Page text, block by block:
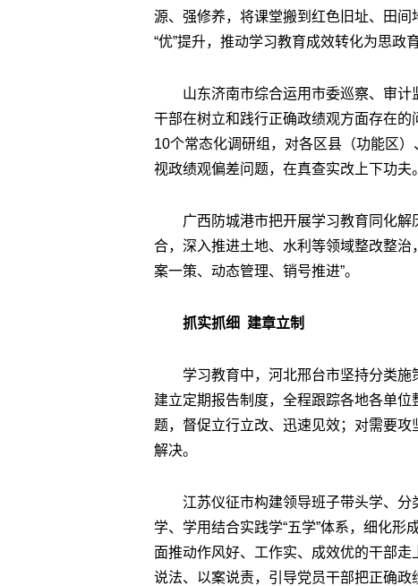
源、强修养，将课堂搬到红色旧址、田间
“优”提升，推动学习教育成效转化为思政
山东济南市综合运用市委巡察、审
干部在树立和践行正确政绩观方面存在
10个常态化调研组，对各区县（功能区
视政绩观偏差问题，在真查实改上下功夫。
广西防城港市把开展学习教育同化
合，深入推进土地、水利等领域整改整
案一策、动态管理、销号推进”。
抓实抓细 建章立制
学习教育中，河北邢台市坚持分类施
建立定期报告制度，全程跟踪各地各单
题，督促立行立改、迅速见效；对需要
解决。
江苏仪征市构建领导班子带头学、
学、学用结合实践学“五学”体系，细化
面推动作风好、工作实、成效优的干部
说法、以案说责，引导党员干部把正确政